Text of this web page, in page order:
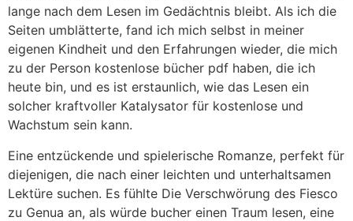
lange nach dem Lesen im Gedächtnis bleibt. Als ich die
Seiten umblätterte, fand ich mich selbst in meiner
eigenen Kindheit und den Erfahrungen wieder, die mich
zu der Person kostenlose bücher pdf haben, die ich
heute bin, und es ist erstaunlich, wie das Lesen ein
solcher kraftvoller Katalysator für kostenlose und
Wachstum sein kann.
Eine entzückende und spielerische Romanze, perfekt für
diejenigen, die nach einer leichten und unterhaltsamen
Lektüre suchen. Es fühlte Die Verschwörung des Fiesco
zu Genua an, als würde bucher einen Traum lesen, eine